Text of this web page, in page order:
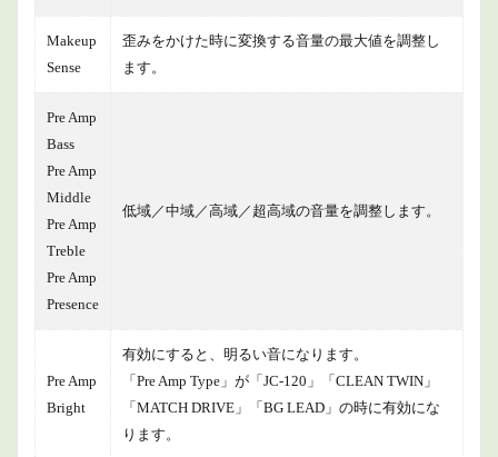
Makeup
Sense
歪みをかけた時に変換する音量の最大値を調整し
ます。
Pre Amp
Bass
Pre Amp
Middle
Pre Amp
Treble
Pre Amp
Presence
低域／中域／高域／超高域の音量を調整します。
Pre Amp
Bright
有効にすると、明るい音になります。
「Pre Amp Type」が「JC-120」「CLEAN TWIN」
「MATCH DRIVE」「BG LEAD」の時に有効にな
ります。